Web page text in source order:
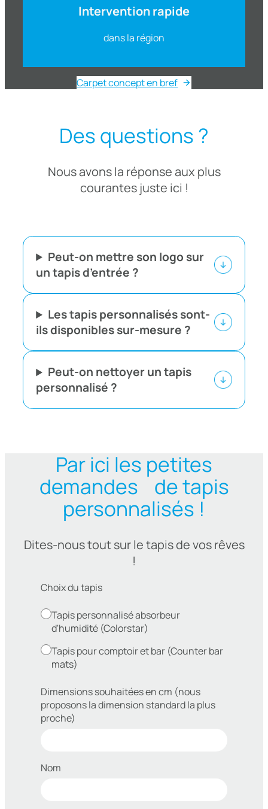
Intervention rapide
dans la région
Carpet concept en bref
Des questions ?
Nous avons la réponse aux plus
courantes juste ici !
Peut-on mettre son logo sur
un tapis d’entrée ?
Les tapis personnalisés sont-
ils disponibles sur-mesure ?
Peut-on nettoyer un tapis
personnalisé ?
Par ici les petites
demandes de tapis
personnalisés !
Dites-nous tout sur le tapis de vos rêves
!
Choix du tapis
Tapis personnalisé absorbeur
d'humidité (Colorstar)
Tapis pour comptoir et bar (Counter bar
mats)
Dimensions souhaitées en cm (nous
proposons la dimension standard la plus
proche)
Nom